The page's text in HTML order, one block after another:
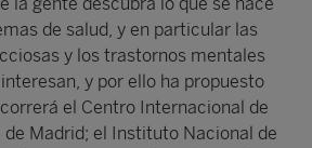
de salud, y en particular las
y los trastornos mentales
y por ello ha propuesto
el Centro Internacional de
Madrid; el Instituto Nacional de